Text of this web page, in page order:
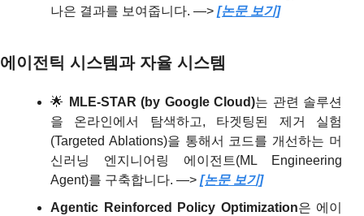
나은 결과를 보여줍니다. —> [논문 보기]
에이전틱 시스템과 자율 시스템
🌟 MLE-STAR (by Google Cloud)는 관련 솔루션
을 온라인에서 탐색하고, 타겟팅된 제거 실험
(Targeted Ablations)을 통해서 코드를 개선하는 머
신러닝 엔지니어링 에이전트(ML Engineering
Agent)를 구축합니다. —> [논문 보기]
Agentic Reinforced Policy Optimization은 에이